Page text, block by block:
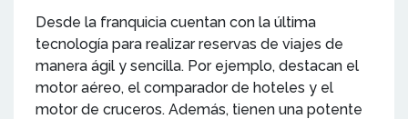
Desde la franquicia cuentan con la última
tecnología para realizar reservas de viajes de
manera ágil y sencilla. Por ejemplo, destacan el
motor aéreo, el comparador de hoteles y el
motor de cruceros. Además, tienen una potente